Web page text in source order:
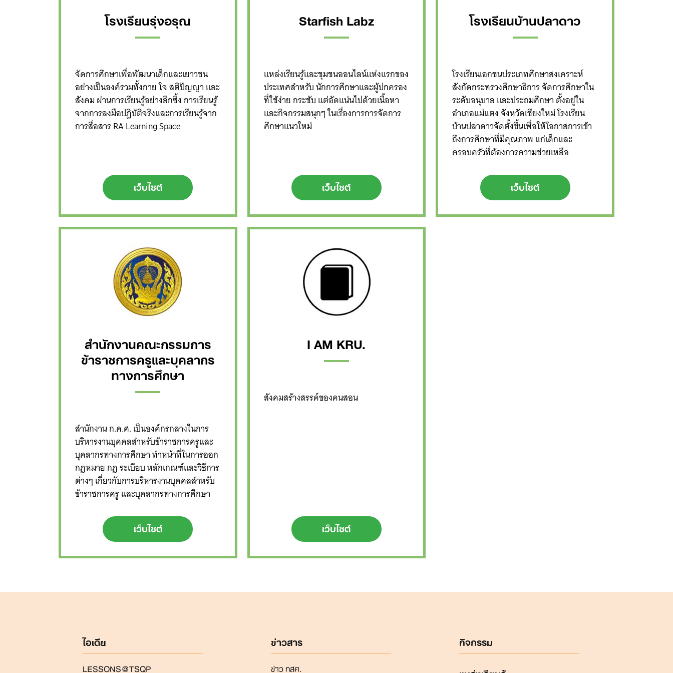
โรงเรียนรุ่งอรุณ
จัดการศึกษาเพื่อพัฒนาเด็กและเยาวชน
อย่างเป็นองค์รวมทั้งกาย ใจ สติปัญญา และ
สังคม ผ่านการเรียนรู้อย่างลึกซึ้ง การเรียนรู้
จากการลงมือปฏิบัติจริงและการเรียนรู้จาก
การสื่อสาร RA Learning Space
เว็บไซต์
Starfish Labz
แหล่งเรียนรู้และชุมชนออนไลน์แห่งแรกของ
ประเทศสำหรับ นักการศึกษาและผู้ปกครอง
ที่ใช้ง่าย กระชับ แต่อัดแน่นไปด้วยเนื้อหา
และกิจกรรมสนุกๆ ในเรื่องการการจัดการ
ศึกษาแนวใหม่
เว็บไซต์
โรงเรียนบ้านปลาดาว
โรงเรียนเอกชนประเภทศึกษาสงเคราะห์
สังกัดกระทรวงศึกษาธิการ จัดการศึกษาใน
ระดับอนุบาล และประถมศึกษา ตั้งอยู่ใน
อำเภอแม่แตง จังหวัดเชียงใหม่ โรงเรียน
บ้านปลาดาวจัดตั้งขึ้นเพื่อให้โอกาสการเข้า
ถึงการศึกษาที่มีคุณภาพ แก่เด็กและ
ครอบครัวที่ต้องการความช่วยเหลือ
เว็บไซต์
สำนักงานคณะกรรมการ
ข้าราชการครูและบุคลากร
ทางการศึกษา
สำนักงาน ก.ค.ศ. เป็นองค์กรกลางในการ
บริหารงานบุคคลสำหรับข้าราชการครูและ
บุคลากรทางการศึกษา ทำหน้าที่ในการออก
กฎหมาย กฎ ระเบียบ หลักเกณฑ์และวิธีการ
ต่างๆ เกี่ยวกับการบริหารงานบุคคลสำหรับ
ข้าราชการครู และบุคลากรทางการศึกษา
เว็บไซต์
I AM KRU.
สังคมสร้างสรรค์ของคนสอน
เว็บไซต์
ไอเดีย
LESSONS@TSQP
ข่าวสาร
ข่าว กสศ.
กิจกรรม